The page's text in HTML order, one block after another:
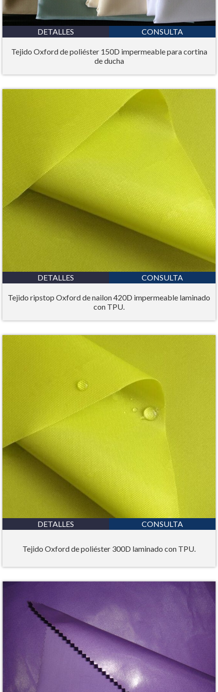
DETALLES CONSULTA
Tejido Oxford de poliéster 150D impermeable para cortina
de ducha
DETALLES CONSULTA
Tejido ripstop Oxford de nailon 420D impermeable laminado
con TPU.
DETALLES CONSULTA
Tejido Oxford de poliéster 300D laminado con TPU.